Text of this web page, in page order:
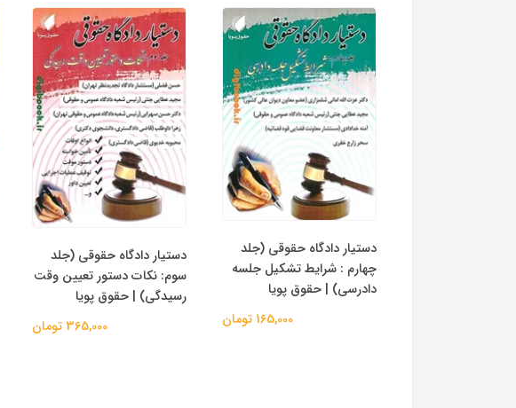
دستیار دادگاه حقوقی (جلد
چهارم : شرایط تشکیل جلسه
دادرسی) | حقوق پویا
165,000 تومان
دستیار دادگاه حقوقی (جلد
سوم: نکات دستور تعیین وقت
رسیدگی) | حقوق پویا
365,000 تومان